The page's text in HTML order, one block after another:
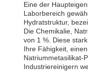
Eine der
Laborbereich
Hydratstruktur,
Die Chemikalie,
von 1 %. Diese
Ihre Fähigkeit,
Natriummetasilikat-
Industriereinigern